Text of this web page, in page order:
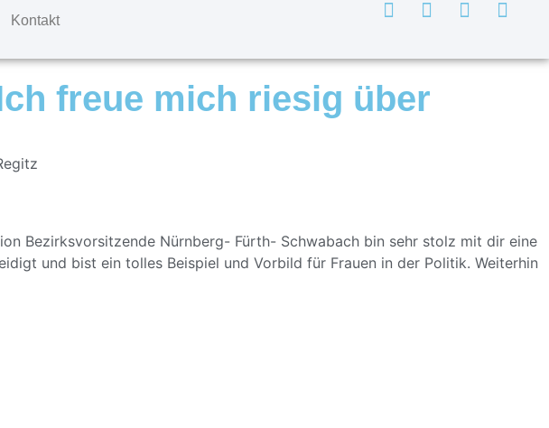
Kontakt
freue mich riesig über
Bezirksvorsitzende Nürnberg- Fürth- Schwabach bin sehr stolz mit dir eine
und bist ein tolles Beispiel und Vorbild für Frauen in der Politik. Weiterhin